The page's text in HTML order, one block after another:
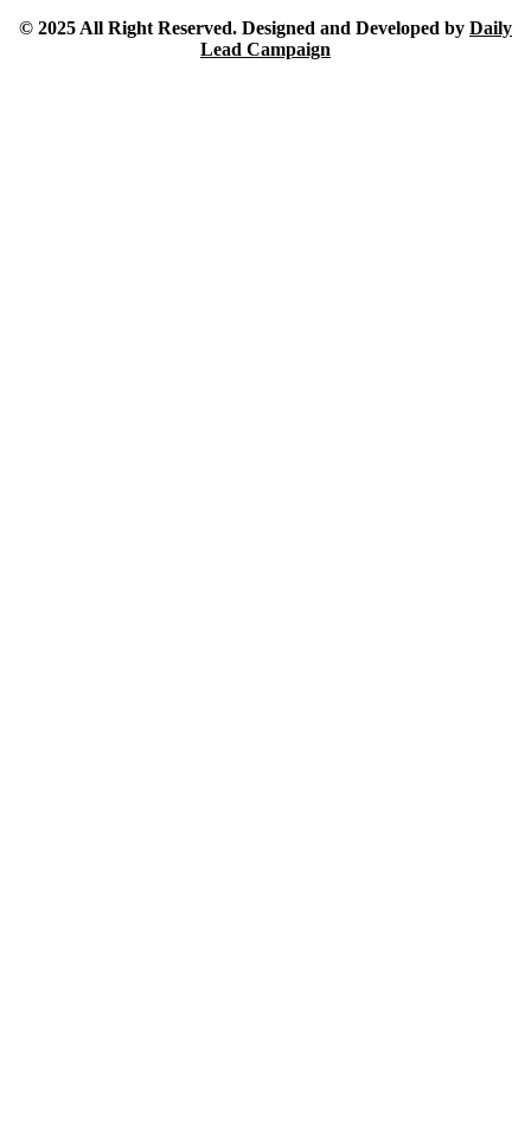
© 2025 All Right Reserved. Designed and Developed by Daily
Lead Campaign